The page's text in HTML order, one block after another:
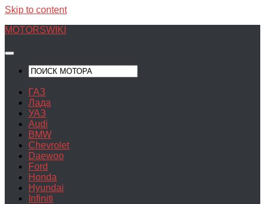
Skip to content
MOTORSWIKI
ГАЗ
Лада
УАЗ
Audi
BMW
Chevrolet
Daewoo
Ford
Honda
Hyundai
Infiniti